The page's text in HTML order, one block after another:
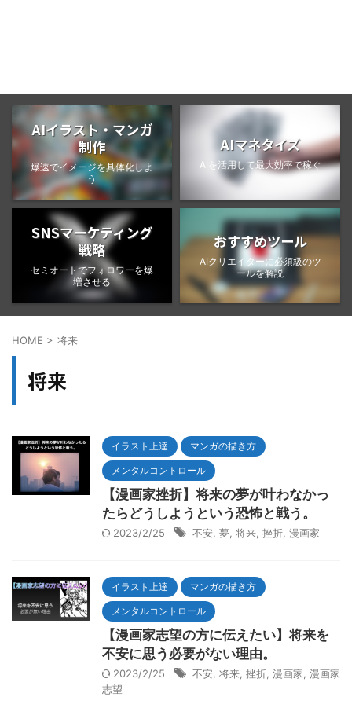
AIイラスト・マンガ
制作
爆速でイメージを具体化しよ
う
AIマネタイズ
AIを活用して最大効率で稼ぐ
SNSマーケティング
戦略
セミオートでフォロワーを爆
増させる
おすすめツール
AIクリエイターに必須級のツ
ールを解説
HOME > 将来
将来
イラスト上達 マンガの描き方
メンタルコントロール
【漫画家挫折】将来の夢が叶わなかっ
たらどうしようという恐怖と戦う。
2023/2/25 不安 夢 将来 挫折 漫画家
イラスト上達 マンガの描き方
メンタルコントロール
【漫画家志望の方に伝えたい】将来を
不安に思う必要がない理由。
2023/2/25 不安 将来 挫折 漫画家 漫画家
志望